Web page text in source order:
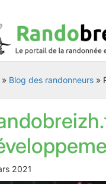
» Blog des randonneurs »
2021